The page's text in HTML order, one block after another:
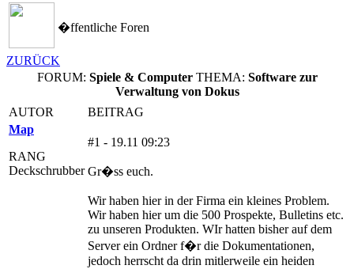
�ffentliche Foren
ZURÜCK
FORUM: Spiele & Computer THEMA: Software zur
Verwaltung von Dokus
AUTOR
BEITRAG
Map
RANG
Deckschrubber
#1 - 19.11 09:23
Gr�ss euch.
Wir haben hier in der Firma ein kleines Problem.
Wir haben hier um die 500 Prospekte, Bulletins etc.
zu unseren Produkten. WIr hatten bisher auf dem
Server ein Ordner f�r die Dokumentationen,
jedoch herrscht da drin mitlerweile ein heiden